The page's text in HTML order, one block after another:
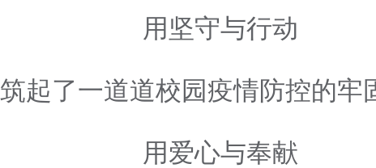
用坚守与行动
筑起了一道道校园疫情防控的牢
用爱心与奉献